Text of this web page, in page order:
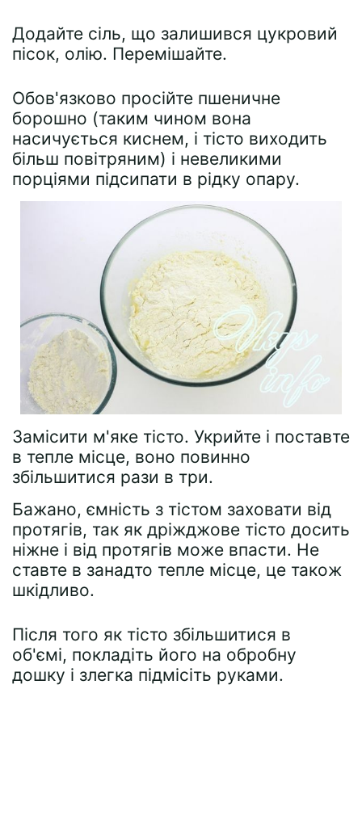
Додайте сіль, що залишився цукровий
пісок, олію. Перемішайте.
Обов'язково просійте пшеничне
борошно (таким чином вона
насичується киснем, і тісто виходить
більш повітряним) і невеликими
порціями підсипати в рідку опару.
Замісити м'яке тісто. Укрийте і поставте
в тепле місце, воно повинно
збільшитися рази в три.
Бажано, ємність з тістом заховати від
протягів, так як дріжджове тісто досить
ніжне і від протягів може впасти. Не
ставте в занадто тепле місце, це також
шкідливо.
Після того як тісто збільшитися в
об'ємі, покладіть його на обробну
дошку і злегка підмісіть руками.